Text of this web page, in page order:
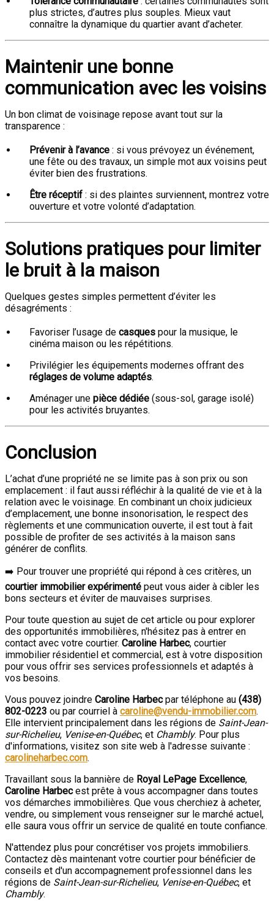
plus strictes, d’autres plus souples. Mieux vaut
connaître la dynamique du quartier avant d’acheter.
Maintenir une bonne
communication avec les voisins
Un bon climat de voisinage repose avant tout sur la
transparence :
Prévenir à l’avance : si vous prévoyez un événement,
une fête ou des travaux, un simple mot aux voisins peut
éviter bien des frustrations.
Être réceptif : si des plaintes surviennent, montrez votre
ouverture et votre volonté d’adaptation.
Solutions pratiques pour limiter
le bruit à la maison
Quelques gestes simples permettent d’éviter les
désagréments :
Favoriser l’usage de casques pour la musique, le
cinéma maison ou les répétitions.
Privilégier les équipements modernes offrant des
réglages de volume adaptés.
Aménager une pièce dédiée (sous-sol, garage isolé)
pour les activités bruyantes.
Conclusion
L’achat d’une propriété ne se limite pas à son prix ou son
emplacement : il faut aussi réfléchir à la qualité de vie et à la
relation avec le voisinage. En combinant un choix judicieux
d’emplacement, une bonne insonorisation, le respect des
règlements et une communication ouverte, il est tout à fait
possible de profiter de ses activités à la maison sans
générer de conflits.
➡️ Pour trouver une propriété qui répond à ces critères, un
courtier immobilier expérimenté peut vous aider à cibler les
bons secteurs et éviter de mauvaises surprises.
Pour toute question au sujet de cet article ou pour explorer
des opportunités immobilières, n'hésitez pas à entrer en
contact avec votre courtier. Caroline Harbec, courtier
immobilier résidentiel et commercial, est à votre disposition
pour vous offrir ses services professionnels et adaptés à
vos besoins.
Vous pouvez joindre Caroline Harbecpar téléphone au (438)
802-0223 ou par courriel à caroline@vendu-immobilier.com.
Elle intervient principalement dans les régions de Saint-Jean-
sur-Richelieu, Venise-en-Québec, et Chambly. Pour plus
d'informations, visitez son site web à l'adresse suivante :
carolineharbec.com.
Travaillant sous la bannière de Royal LePage Excellence,
Caroline Harbecest prête à vous accompagner dans toutes
vos démarches immobilières. Que vous cherchiez à acheter,
vendre, ou simplement vous renseigner sur le marché actuel,
elle saura vous offrir un service de qualité en toute confiance.
N'attendez plus pour concrétiser vos projets immobiliers.
Contactez dès maintenant votre courtier pour bénéficier de
conseils et d'un accompagnement professionnel dans les
régions de Saint-Jean-sur-Richelieu, Venise-en-Québec, et
Chambly.